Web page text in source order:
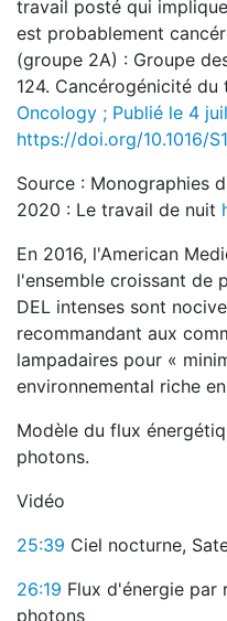
travail posté qui
est probablement
(groupe 2A) : Groupe
124. Cancérogénicité
Oncology ; Publié le 4
https://doi.org/10.1016/
Source : Monographies
2020 : Le travail de nuit
En 2016, l'American
l'ensemble croissant de
DEL intenses sont
recommandant aux
lampadaires pour «
environnemental riche
Modèle du flux
photons.
Vidéo
25:39 Ciel nocturne,
26:19 Flux d'énergie
photons